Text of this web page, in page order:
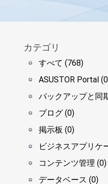
カテゴリ
すべて (768)
ASUSTOR Portal
バックアップと同
ブログ (0)
掲示板 (0)
ビジネスアプリケ
コンテンツ管理 (0)
データベース (0)